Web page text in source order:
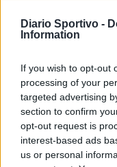
Diario Sportivo -
Information
If you wish to opt-out
processing of your
targeted advertising
section to confirm
opt-out request is
interest-based ads
us or personal